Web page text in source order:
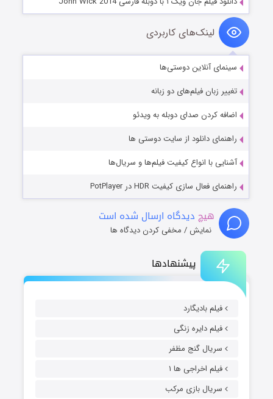
پیشنهادها
فیلم بادیگارد
فیلم دایره زنگی
سریال گنج مظفر
فیلم اخراجی ها ۱
سریال بازی مرکب
لینک‌های کاربردی
سینمای آنلاین دوستی‌ها
تغییر زبان فیلم‌های دو زبانه
اضافه کردن صدای دوبله به ویدئو
راهنمای دانلود از سایت دوستی ها
آشنایی با انواع کیفیت فیلم‌ها و سریال‌ها
راهنمای فعال سازی کیفیت HDR در PotPlayer
هیچ دیدگاه ارسال شده است
نمایش / مخفی کردن دیدگاه ها